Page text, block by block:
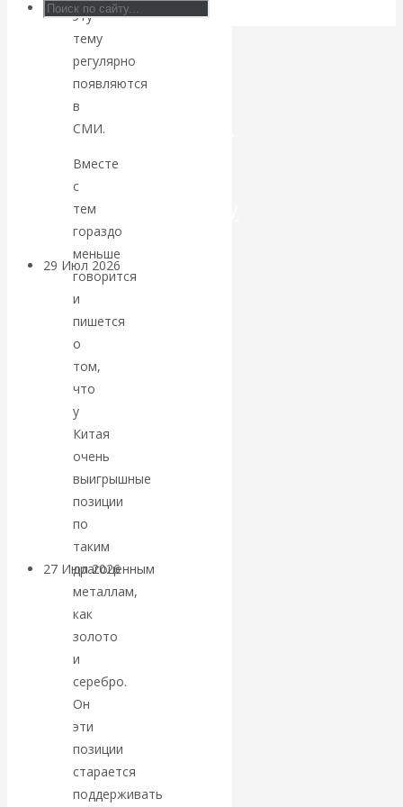
Искусственный
интеллект —
революционный
переход к
посткапитализму
29 Июл 2026
финансовая олигархия
Валентин
Катасонов.
«Мировые
ростовщики»:
вчера и сегодня
27 Июл 2026Мировая
валютная система
Валентин
КАтасонов.
«МЕТОД
ОТМЫВАНИЯ
эту
тему
регулярно
появляются
в
СМИ.
Вместе
с
тем
гораздо
меньше
говорится
и
пишется
о
том,
что
у
Китая
очень
выигрышные
позиции
по
таким
драгоценным
металлам,
как
золото
и
серебро.
Он
эти
позиции
старается
поддерживать